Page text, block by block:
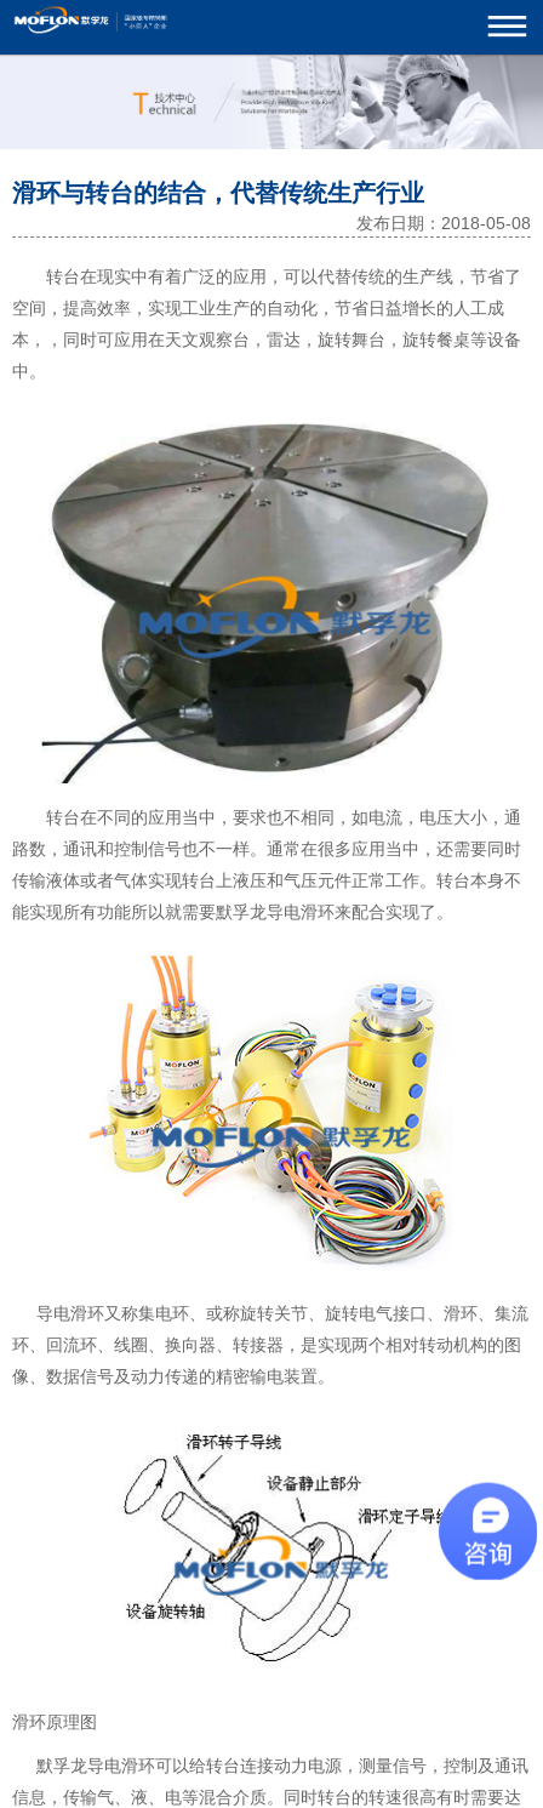
滑环与转台的结合，代替传统生产行业
发布日期：2018-05-08
转台在现实中有着广泛的应用，可以代替传统的生产线，节省了
空间，提高效率，实现工业生产的自动化，节省日益增长的人工成
本，，同时可应用在天文观察台，雷达，旋转舞台，旋转餐桌等设备
中。
转台在不同的应用当中，要求也不相同，如电流，电压大小，通
路数，通讯和控制信号也不一样。通常在很多应用当中，还需要同时
传输液体或者气体实现转台上液压和气压元件正常工作。转台本身不
能实现所有功能所以就需要默孚龙导电滑环来配合实现了。
导电滑环又称集电环 、或称旋转关节、旋转电气接口、滑环、集流
环、回流环、线圈、换向器、转接器，是实现两个相对转动机构的图
像、数据信号及动力传递的精密输电装置。
滑环原理图
默孚龙导电滑环可以给转台连接动力电源，测量信号，控制及通讯
信息，传输气、液、电等混合介质。同时转台的转速很高有时需要达